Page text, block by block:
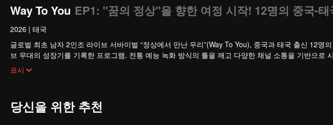
Way To You EP1: "꿈의 정상"을 향한 여정 시작! 12명의 중국-
2026 | 태국
글로벌 최초 남자 2인조 라이브 서바이벌 “정상에서 만난 우리”(Way To You), 중국과 태국 출신 12명
브 무대의 성장기를 기록한 프로그램. 전통 예능 녹화 방식의 틀을 깨고 다양한 채널 소통을 기반으로
직접 참여할 수 있으며 첫 만남의 설레임부터 환상의 케미까지 전 과정을 지켜볼 수 있다. 최고의 인기
로 데뷔하게 된다.
표시
당신을 위한 추천